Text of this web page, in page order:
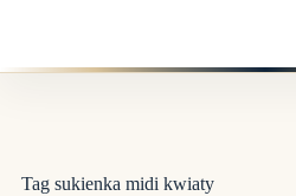
Tag sukienka midi kwiaty